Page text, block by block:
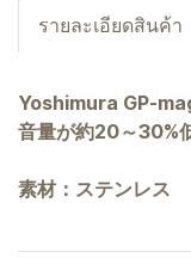
รายละเอียดสินค้า
Yoshimura GP-
音量が約20～30%
素材：ステンレス